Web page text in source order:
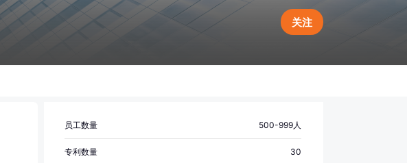
关注
员工数量 500-999人
专利数量 30